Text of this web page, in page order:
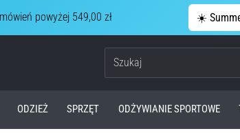
powyżej 549,00 zł ☀️
ODZIEŻ SPRZĘT ODŻYWIANIE SPORTOWE